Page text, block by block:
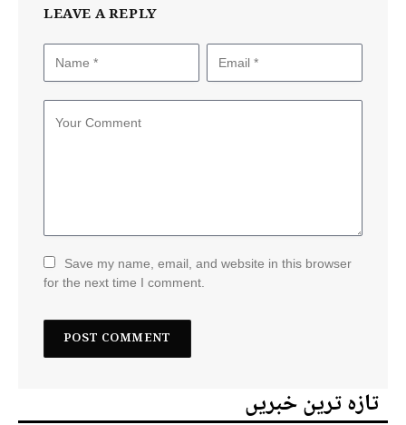
LEAVE A REPLY
Save my name, email, and website in this browser
for the next time I comment.
تازہ ترین خبریں